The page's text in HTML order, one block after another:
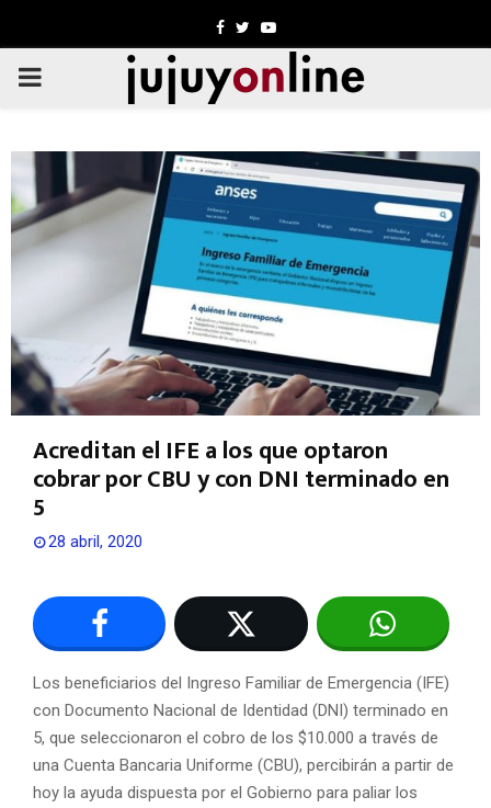
Facebook
TwitterYoutube
PRIMARY
Acreditan el IFE a los que optaron
cobrar por CBU y con DNI terminado en
5
28 abril, 2020
Los beneficiarios del Ingreso Familiar de Emergencia (IFE)
con Documento Nacional de Identidad (DNI) terminado en
5, que seleccionaron el cobro de los $10.000 a través de
una Cuenta Bancaria Uniforme (CBU), percibirán a partir de
hoy la ayuda dispuesta por el Gobierno para paliar los